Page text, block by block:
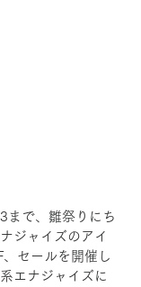
まで、雛祭りにち
ジャイズのアイ
セールを開催し
エナジャイズに